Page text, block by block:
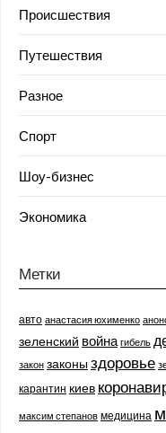
Происшествия
Путешествия
Разное
Спорт
Шоу-бизнес
Экономика
Метки
авто анастасия юхименко
зеленский война гибель
закон законыздоровье
карантин киев
максим степанов медицина